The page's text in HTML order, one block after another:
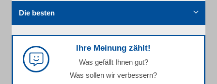
Die besten
Ihre Meinung zählt!
Was gefällt Ihnen gut?
Was sollen wir verbessern?